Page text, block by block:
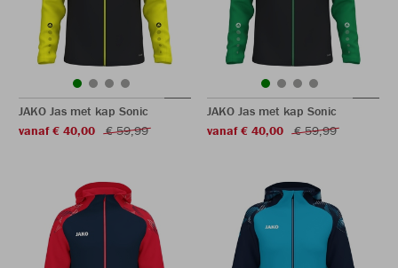
JAKO Jas met kap Sonic
vanaf € 40,00
€ 59,99
JAKO Jas met kap Sonic
vanaf € 40,00
€ 59,99